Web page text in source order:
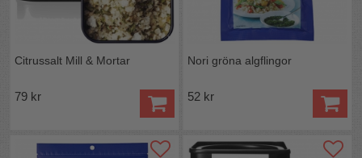
Citrussalt Mill & Mortar
79 kr
Nori gröna algflingor
52 kr